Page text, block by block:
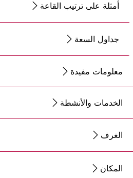
أمثلة على ترتيب القاعة
جداول السعة
معلومات مفيدة
الخدمات والأنشطة
الغرف
المكان